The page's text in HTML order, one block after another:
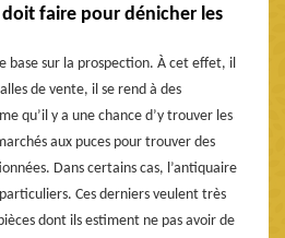
faire pour dénicher les
base sur la prospection. À cet effet, il
de vente, il se rend à des
qu’il y a une chance d’y trouver les
aux puces pour trouver des
Dans certains cas, l’antiquaire
Ces derniers veulent très
dont ils estiment ne pas avoir de